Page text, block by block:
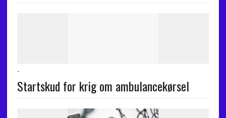
-
Startskud for krig om ambulancekørsel